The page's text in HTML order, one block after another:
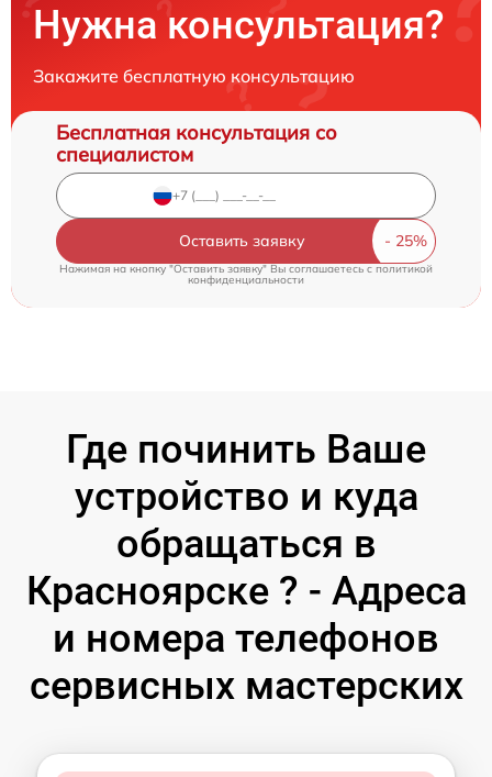
Нужна консультация?
Закажите бесплатную консультацию
Бесплатная консультация со
специалистом
Оставить заявку
Нажимая на кнопку "Оставить заявку" Вы соглашаетесь cполитикой
конфиденциальности
Где починить Ваше
устройство и куда
обращаться в
Красноярске ? - Адреса
и номера телефонов
сервисных мастерских